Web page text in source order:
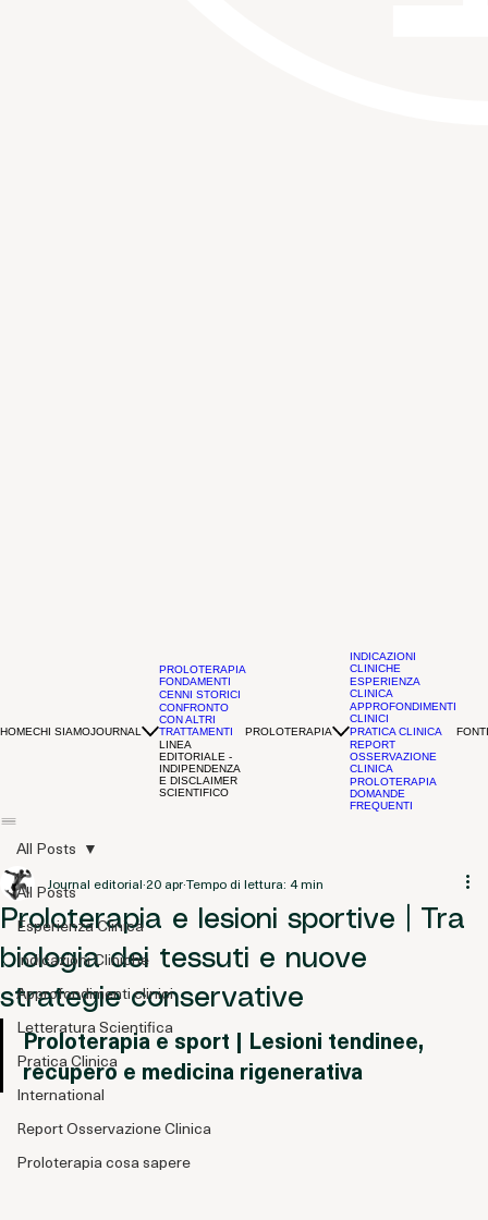
PROLOTERAPIA
FONDAMENTI
CENNI STORICI
CONFRONTO
CON ALTRI
TRATTAMENTI
LINEA
EDITORIALE -
INDIPENDENZA
INDICAZIONI
CLINICHE
ESPERIENZA
CLINICA
APPROFONDIMENTI
CLINICI
PRATICA CLINICA
REPORT
OSSERVAZIONE
CLINICA
PROLOTERAPIA
All Posts
Esperienza Clinica
Indicazioni Cliniche
Approfondimenti clinici
Letteratura Scientifica
Pratica Clinica
International
Report Osservazione Clinica
All Posts
Proloterapia e lesioni sportive | Tra
biologia dei tessuti e nuove
strategie conservative
Journal editorial20 aprTempo di lettura: 4 min
Proloterapia e sport | Lesioni tendinee,
recupero e medicina rigenerativa